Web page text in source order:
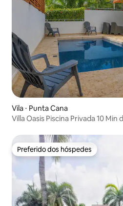
Vila ⋅ Punta Cana
Villa Oasis Piscina Privada 10
Preferido dos hóspedes
Preferido dos hóspedes